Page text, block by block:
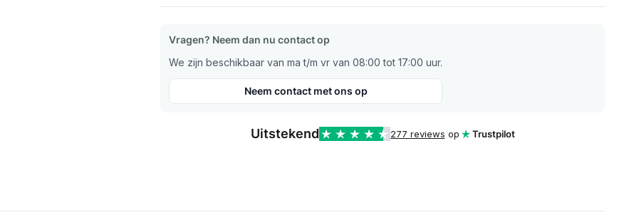
Vragen? Neem dan nu contact op
We zijn beschikbaar van ma t/m vr van 08:00 tot 17:00 uur.
Neem contact met ons op
Uitstekend 277 reviews op Trustpilot